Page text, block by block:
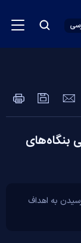
بنگاه‌های
به اهداف